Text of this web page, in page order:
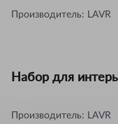
Производитель: LAVR
Набор для
Производитель: LAVR